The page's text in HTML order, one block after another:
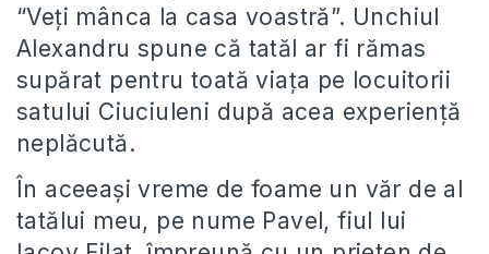
“Veți mânca la casa voastră”. Unchiul
Alexandru spune că tatăl ar fi rămas
supărat pentru toată viața pe locuitorii
satului Ciuciuleni după acea experiență
neplăcută.
În aceeași vreme de foame un văr de al
tatălui meu, pe nume Pavel, fiul lui